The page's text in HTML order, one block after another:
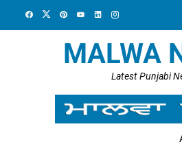
MALWA
Latest Punjabi